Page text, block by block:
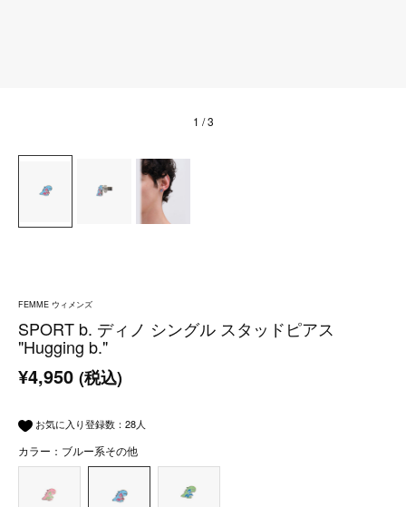
1 / 3
FEMME ウィメンズ
SPORT b. ディノ シングル スタッドピアス
"Hugging b."
¥4,950 (税込)
お気に入り登録数： 28人
カラー：ブルー系その他